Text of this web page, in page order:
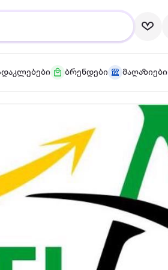
ბრენდები მაღაზიები